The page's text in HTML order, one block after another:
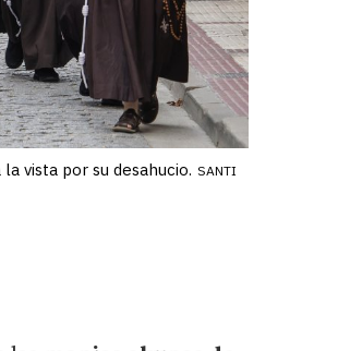
vista por su desahucio. SANTI